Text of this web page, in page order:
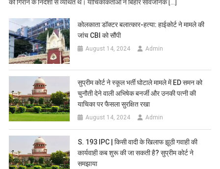
को गिराने के निर्देशों से व्यथित थे। याचिकाकर्ताओं ने बिहार सार्वजनिक […]
कोलकाता डॉक्टर बलात्कार-हत्या: हाईकोर्ट ने मामले की
जांच CBI को सौंपी
August 14, 2024 Admin
सुप्रीम कोर्ट ने स्कूल भर्ती घोटाले मामले में ED समन को
चुनौती देने वाली अभिषेक बनर्जी और उनकी पत्नी की
याचिका पर फैसला सुरक्षित रखा
August 14, 2024 Admin
S. 193 IPC | किसी वादी के खिलाफ झूठी गवाही की
कार्यवाही कब शुरू की जा सकती है? सुप्रीम कोर्ट ने
समझाया